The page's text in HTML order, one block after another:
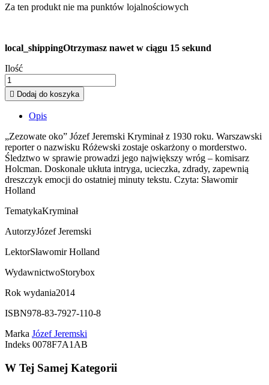
Za ten produkt nie ma punktów lojalnościowych
local_shippingOtrzymasz nawet w ciągu 15 sekund
Ilość
 Dodaj do koszyka
Opis
„Zezowate oko” Józef Jeremski Kryminał z 1930 roku. Warszawski
reporter o nazwisku Różewski zostaje oskarżony o morderstwo.
Śledztwo w sprawie prowadzi jego największy wróg – komisarz
Holcman. Doskonale ukłuta intryga, ucieczka, zdrady, zapewnią
dreszczyk emocji do ostatniej minuty tekstu. Czyta: Sławomir
Holland
TematykaKryminał
AutorzyJózef Jeremski
LektorSławomir Holland
WydawnictwoStorybox
Rok wydania2014
ISBN978-83-7927-110-8
Marka Józef Jeremski
Indeks 0078F7A1AB
W Tej Samej Kategorii